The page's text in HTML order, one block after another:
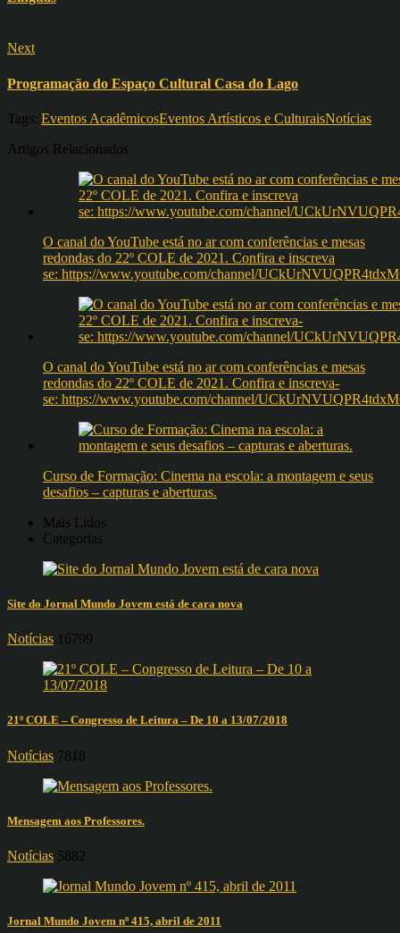
Next
Programação do Espaço Cultural Casa do Lago
Tags: Eventos AcadêmicosEventos Artísticos e CulturaisNotícias
Artigos Relacionados
O canal do YouTube está no ar com conferências e mesas
redondas do 22º COLE de 2021. Confira e inscreva
se: https://www.youtube.com/channel/
O canal do YouTube está no ar com conferências e mesas
redondas do 22º COLE de 2021. Confira e inscreva-
se: https://www.youtube.com/channel/
Curso de Formação: Cinema na escola: a montagem e seus
desafios – capturas e aberturas.
Mais Lidos
Categorias
Site do Jornal Mundo Jovem está de cara nova
Notícias 16799
21º COLE – Congresso de Leitura – De 10 a 13/07/2018
Notícias 7818
Mensagem aos Professores.
Notícias 5882
Jornal Mundo Jovem nº 415, abril de 2011